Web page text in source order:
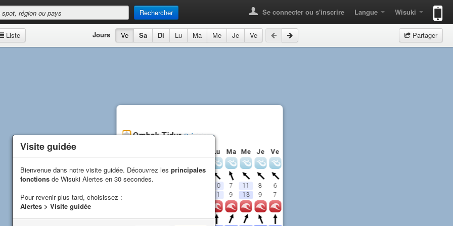
Rechercher Se connecter ou s'inscrire Langue Wisuki
Liste Jours Ve Sa Di Lu Ma Me Je Ve Partager
Ombak Tidur Prévisions
Lu Ma Me Je
Ve
Direction
10 7 11 8 6
11 9 13 9 7
Direction
Visite guidée
Bienvenue dans notre visite guidée. Découvrez les principales
fonctions de Wisuki Alertes en 30 secondes.
Pour revenir plus tard, choisissez :
Alertes > Visite guidée
Visite guidée
Bienvenue dans notre visite guidée. Découvrez les principales
fonctions de Wisuki Alertes en 30 secondes.
Pour revenir plus tard, choisissez :
Alertes > Visite guidée